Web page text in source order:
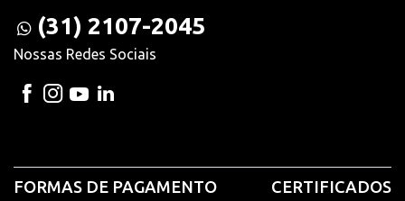
(31) 2107-2045
Nossas Redes Sociais
FORMAS DE PAGAMENTO CERTIFICADOS